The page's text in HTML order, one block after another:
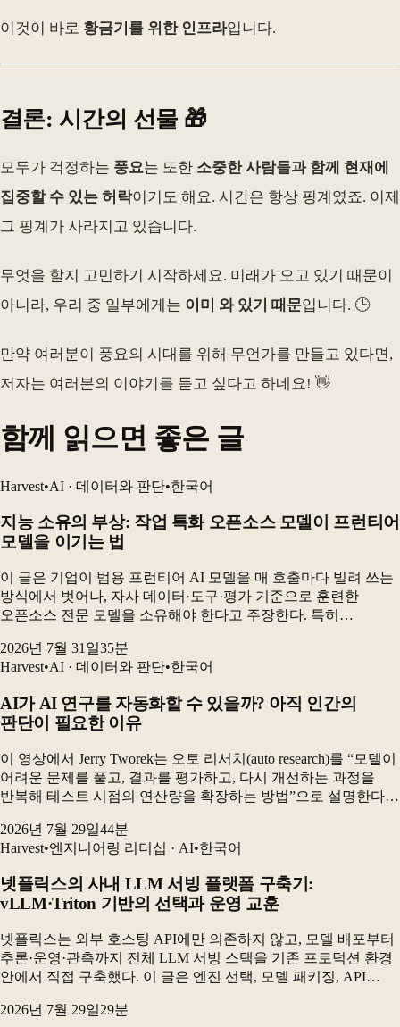
이것이 바로 황금기를 위한 인프라입니다.
결론: 시간의 선물 🎁
모두가 걱정하는 풍요는 또한 소중한 사람들과 함께 현재에
집중할 수 있는 허락이기도 해요. 시간은 항상 핑계였죠. 이제
그 핑계가 사라지고 있습니다.
무엇을 할지 고민하기 시작하세요. 미래가 오고 있기 때문이
아니라, 우리 중 일부에게는 이미 와 있기 때문입니다. 🕒
만약 여러분이 풍요의 시대를 위해 무언가를 만들고 있다면,
저자는 여러분의 이야기를 듣고 싶다고 하네요! 👋
함께 읽으면 좋은 글
Harvest•AI · 데이터와 판단•한국어
지능 소유의 부상: 작업 특화 오픈소스 모델이 프런티어
모델을 이기는 법
이 글은 기업이 범용 프런티어 AI 모델을 매 호출마다 빌려 쓰는
방식에서 벗어나, 자사 데이터·도구·평가 기준으로 훈련한
오픈소스 전문 모델을 소유해야 한다고 주장한다. 특히
파라미터 오픈소스 모델은 최고 프런티어 구성보다 더...
2026년 7월 31일35분
Harvest•AI · 데이터와 판단•한국어
AI가 AI 연구를 자동화할 수 있을까? 아직 인간의
판단이 필요한 이유
이 영상에서 Jerry Tworek는 오토 리서치(auto research)를 “모델이
어려운 문제를 풀고, 결과를 평가하고, 다시 개선하는 과정을
반복해 테스트 시점의 연산량을 확장하는 방법”으로 설명한다.
다양하게 만들어내지 못...
2026년 7월 29일44분
Harvest•엔지니어링 리더십 · AI•한국어
넷플릭스의 사내 LLM 서빙 플랫폼 구축기:
vLLM·Triton 기반의 선택과 운영 교훈
넷플릭스는 외부 호스팅 API에만 의존하지 않고, 모델 배포부터
추론·운영·관측까지 전체 LLM 서빙 스택을 기존 프로덕션 환경
안에서 직접 구축했다. 이 글은 엔진 선택, 모델 패키징, API
운영에서 드러난 문제를 설명한다. 최종...
2026년 7월 29일29분